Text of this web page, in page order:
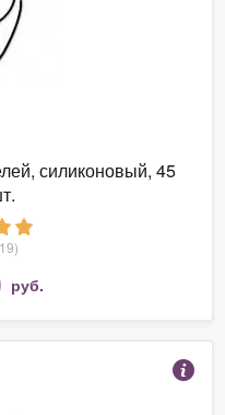
силиконовый, 45
руб.